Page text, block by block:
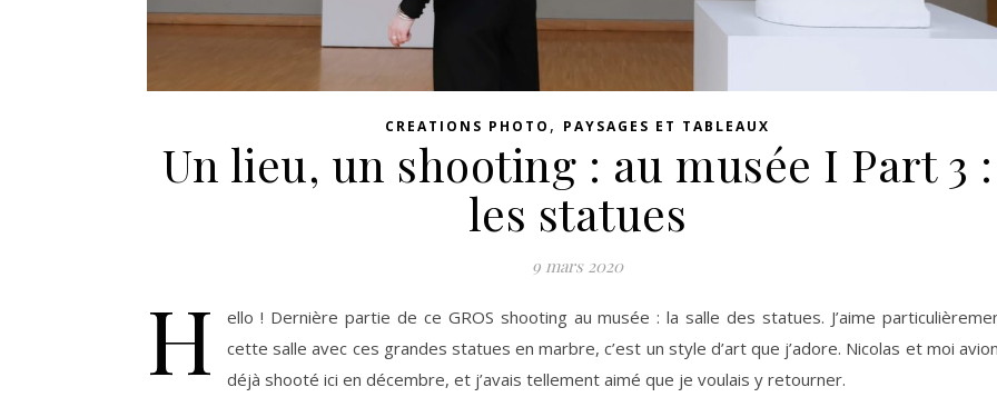
CREATIONS PHOTO , PAYSAGES ET TABLEAUX
Un lieu, un shooting : au musée I Part 3 :
les statues
9 mars 2020
H
ello ! Dernière partie de ce GROS shooting au musée : la salle des statues. J’aime
cette salle avec ces grandes statues en marbre, c’est un style d’art que j’adore. Nicolas et moi
déjà shooté ici en décembre, et j’avais tellement aimé que je voulais y retourner.